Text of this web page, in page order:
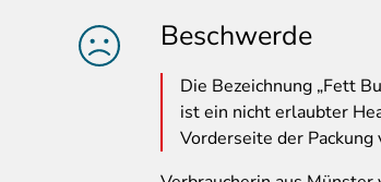
Beschwerde
Die Bezeichnung „Fett
ist ein nicht erlaubter
Vorderseite der Packung